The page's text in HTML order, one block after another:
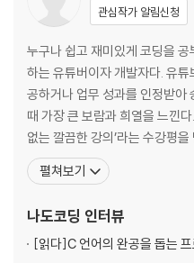
3.2 값을 저장하고 갱신하는 대입 연
3.3 참과 거짓을 가리는 비교 연산자
3.4 여러 조건을 한 번에 판단하는
3.5 한 줄로 끝내는 조건문, 삼항
4장 문자열
4.1 문자열 가지고 놀기
4.2 문자열 자르고 바꾸고 붙이기
4.3 문자열 비교하기
5장 조건문
5.1 상황에 따라 흐름을 바꾸는 if 문
관심작가 알림신청
누구나 쉽고 재미있게 코딩을
하는 유튜버이자 개발자다. 유
공하거나 업무 성과를 인정받아
때 가장 큰 보람과 희열을 느낀다
없는 깔끔한 강의’라는 수강평
키자는 다짐으로 새로운 강의 제작에 임
s://www.youtube.com/
펼쳐보기
나도코딩 인터뷰
[읽다]C 언어의 완공을 돕는